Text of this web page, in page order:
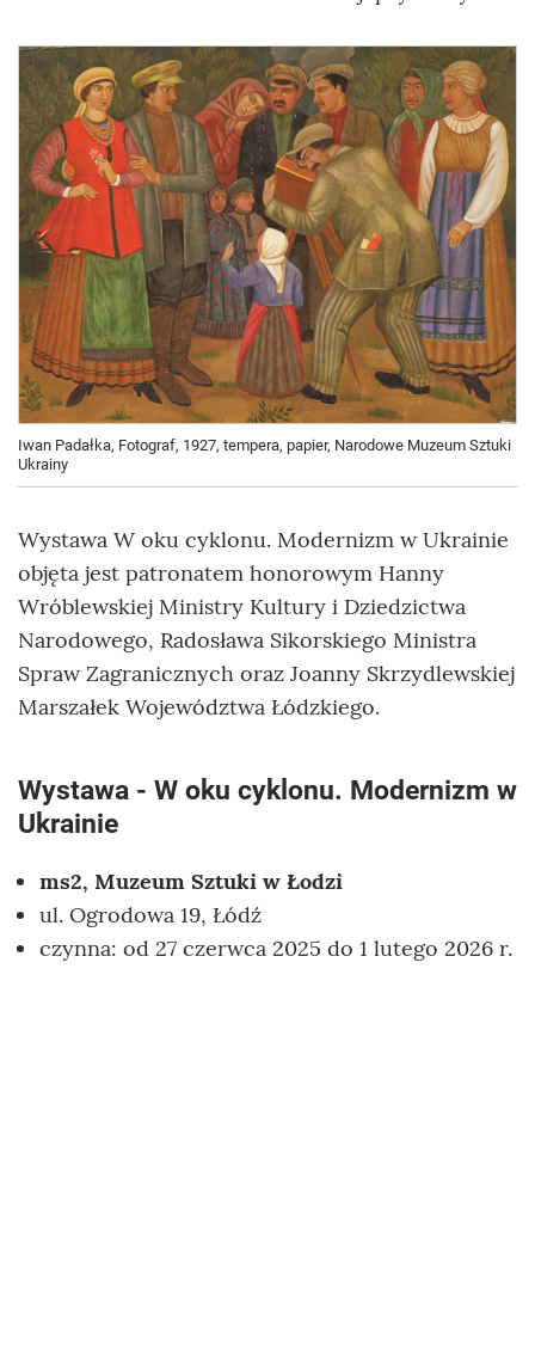
Iwan Padałka, Fotograf, 1927, tempera, papier, Narodowe Muzeum Sztuki
Ukrainy
Wystawa W oku cyklonu. Modernizm w Ukrainie
objęta jest patronatem honorowym Hanny
Wróblewskiej Ministry Kultury i Dziedzictwa
Narodowego, Radosława Sikorskiego Ministra
Spraw Zagranicznych oraz Joanny Skrzydlewskiej
Marszałek Województwa Łódzkiego.
Wystawa - W oku cyklonu. Modernizm w
Ukrainie
ms2, Muzeum Sztuki w Łodzi
ul. Ogrodowa 19, Łódź
czynna: od 27 czerwca 2025 do 1 lutego 2026 r.